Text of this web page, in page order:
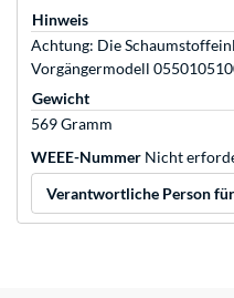
Hinweis
Achtung: Die
Vorgängermodell
Gewicht
569 Gramm
WEEE-Nummer Nicht
Verantwortliche Person